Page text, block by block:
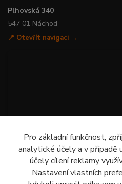
Plhovská 340
547 01 Náchod
📍 Otevřít navigaci →
Pro základní funkčnost,
analytické účely a v případě
účely cílení reklamy
Nastavení vlastních